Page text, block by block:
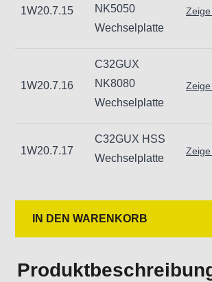
1W20.7.15
NK5050
Wechselplatte
1W20.7.16
C32GUX
NK8080
Wechselplatte
1W20.7.17
C32GUX HSS
Wechselplatte
IN DEN WARENKORB